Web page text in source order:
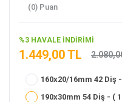
(0) Puan
%3 HAVALE İNDİRİMİ
1.449,00 TL
160x20/16mm 42 Diş
190x30mm 54 Diş - (